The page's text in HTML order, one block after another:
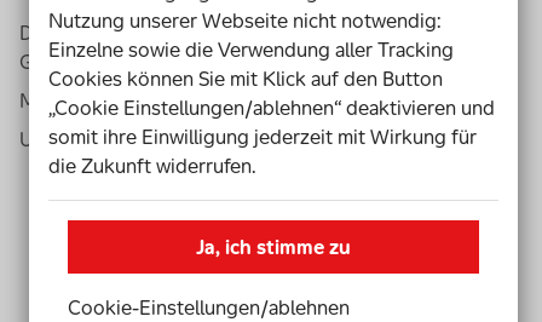
Die Aktion Mensch verdient nicht jedes Jahr gleich viel
Geld.
Mal verdient sie mehr Geld.
Und mal verdient sie weniger Geld.
Nutzung unserer Webseite nicht notwendig:
Einzelne sowie die Verwendung aller Tracking
Cookies können Sie mit Klick auf den Button
„Cookie Einstellungen/ablehnen“ deaktivieren und
somit ihre Einwilligung jederzeit mit Wirkung für
die Zukunft widerrufen.
Ja, ich stimme zu
Cookie-Einstellungen­/­ablehnen